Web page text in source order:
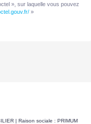
», sur laquelle vous pouvez
»
| Raison sociale : PRIMUM